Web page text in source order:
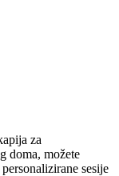
za
doma, možete
sesije